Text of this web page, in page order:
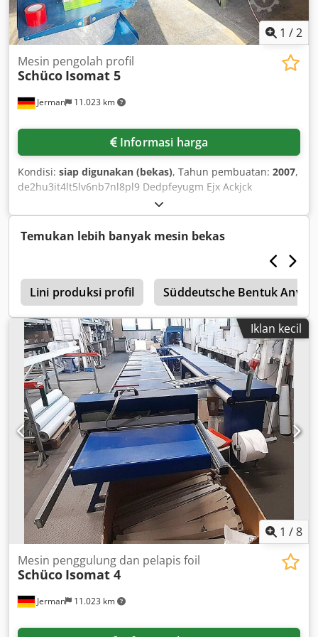
1 /2
Jerman 11.023 km
Mesin pengolah profil
Schüco Isomat 5
Informasi harga
Kondisi: siap digunakan (bekas), Tahun pembuatan: 2007,
de2hu3it4lt5lv6nb7nl8pl9 Dedpfeyugm Ejx Ackjck
Temukan lebih banyak mesin bekas
Lini produksi profil Süddeutsche Bentuk Anvil
Iklan kecil
1 /8
Jerman 11.023 km
Mesin penggulung dan pelapis foil
Schüco Isomat 4